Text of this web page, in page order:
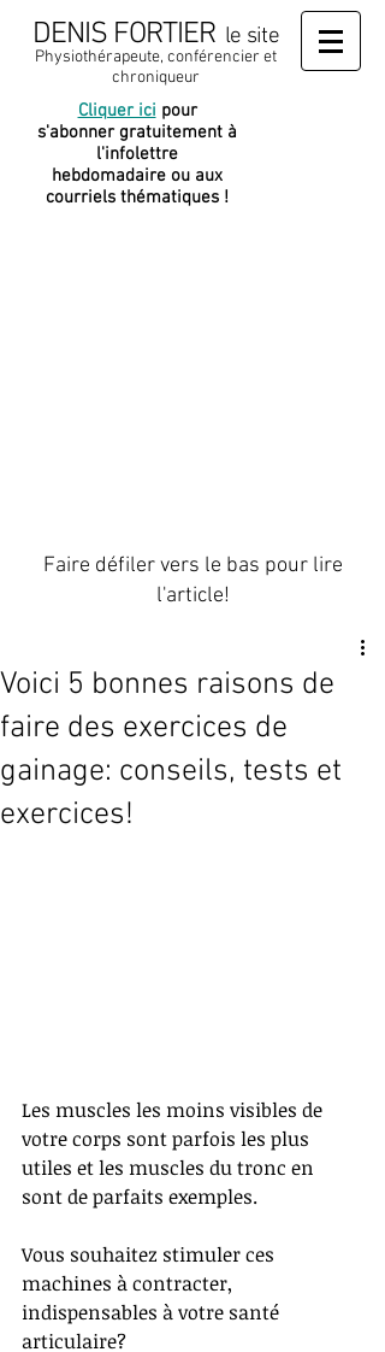
DENIS FORTIER le site
Physiothérapeute, conférencier et
chroniqueur
Cliquer ici pour
s'abonner gratuitement à
l'infolettre
hebdomadaire ou aux
courriels thématiques !
Faire défiler vers le bas pour lire
l'article!
Voici 5 bonnes raisons de
faire des exercices de
gainage: conseils, tests et
exercices!
Les muscles les moins visibles de
votre corps sont parfois les plus
utiles et les muscles du tronc en
sont de parfaits exemples.
Vous souhaitez stimuler ces
machines à contracter,
indispensables à votre santé
articulaire?